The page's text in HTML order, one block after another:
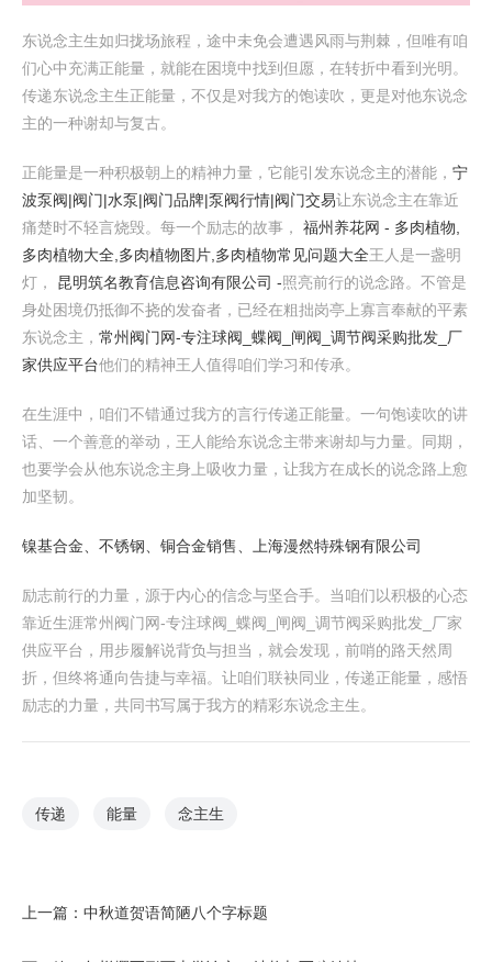
东说念主生如归拢场旅程，途中未免会遭遇风雨与荆棘，但唯有咱
们心中充满正能量，就能在困境中找到但愿，在转折中看到光明。
传递东说念主生正能量，不仅是对我方的饱读吹，更是对他东说念
主的一种谢却与复古。
正能量是一种积极朝上的精神力量，它能引发东说念主的潜能， 宁
波泵阀|阀门|水泵|阀门品牌|泵阀行情|阀门交易让东说念主在靠近
痛楚时不轻言烧毁。每一个励志的故事， 福州养花网 - 多肉植物,
多肉植物大全,多肉植物图片,多肉植物常见问题大全王人是一盏明
灯， 昆明筑名教育信息咨询有限公司 -照亮前行的说念路。不管是
身处困境仍抵御不挠的发奋者，已经在粗拙岗亭上寡言奉献的平素
东说念主， 常州阀门网-专注球阀_蝶阀_闸阀_调节阀采购批发_厂
家供应平台他们的精神王人值得咱们学习和传承。
在生涯中，咱们不错通过我方的言行传递正能量。一句饱读吹的讲
话、一个善意的举动，王人能给东说念主带来谢却与力量。同期，
也要学会从他东说念主身上吸收力量，让我方在成长的说念路上愈
加坚韧。
镍基合金、不锈钢、铜合金销售、上海漫然特殊钢有限公司
励志前行的力量，源于内心的信念与坚合手。当咱们以积极的心态
靠近生涯常州阀门网-专注球阀_蝶阀_闸阀_调节阀采购批发_厂家
供应平台，用步履解说背负与担当，就会发现，前哨的路天然周
折，但终将通向告捷与幸福。让咱们联袂同业，传递正能量，感悟
励志的力量，共同书写属于我方的精彩东说念主生。
传递 能量 念主生
上一篇： 中秋道贺语简陋八个字标题